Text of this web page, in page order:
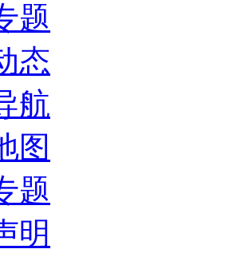
题
态
航
图
题
明